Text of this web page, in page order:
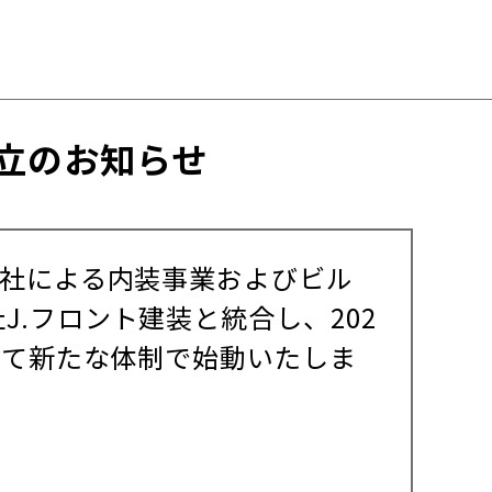
のお知らせ
による内装事業およびビル
フロント建装と統合し、202
新たな体制で始動いたしま